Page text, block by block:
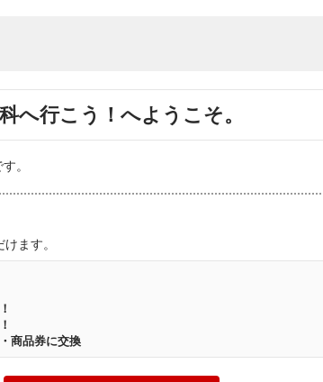
へ行こう！へようこそ。
。
ます。
商品券に交換